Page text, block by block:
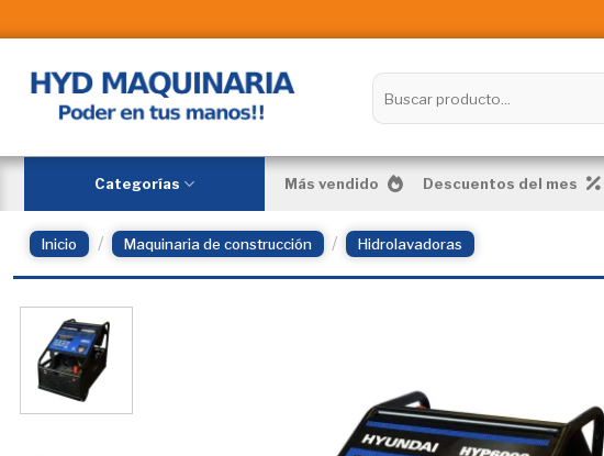
to
content
Buscar
por:
Categorías Más vendido Descuentos del mes
Inicio / Maquinaria de construcción / Hidrolavadoras